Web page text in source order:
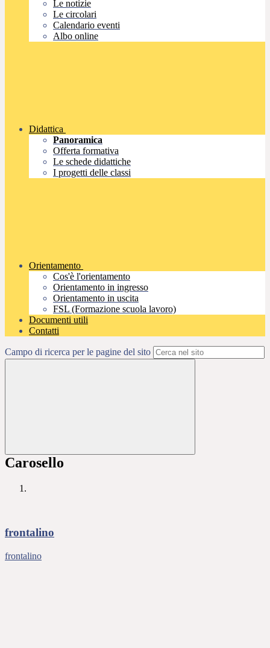
Le notizie
Le circolari
Calendario eventi
Albo online
Didattica
Panoramica
Offerta formativa
Le schede didattiche
I progetti delle classi
Orientamento
Cos'è l'orientamento
Orientamento in ingresso
Orientamento in uscita
FSL (Formazione scuola lavoro)
Documenti utili
Contatti
Campo di ricerca per le pagine del sito
Carosello
frontalino
frontalino